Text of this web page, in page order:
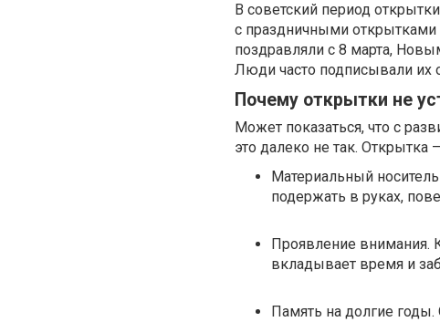
В советский период
с праздничными
поздравляли с 8 марта,
Люди часто подписывали их
Почему открытки не
Может показаться, что с
это далеко не так. Открытка
Материальный
подержать в руках,
Проявление внимания.
вкладывает время и
Память на долгие годы.